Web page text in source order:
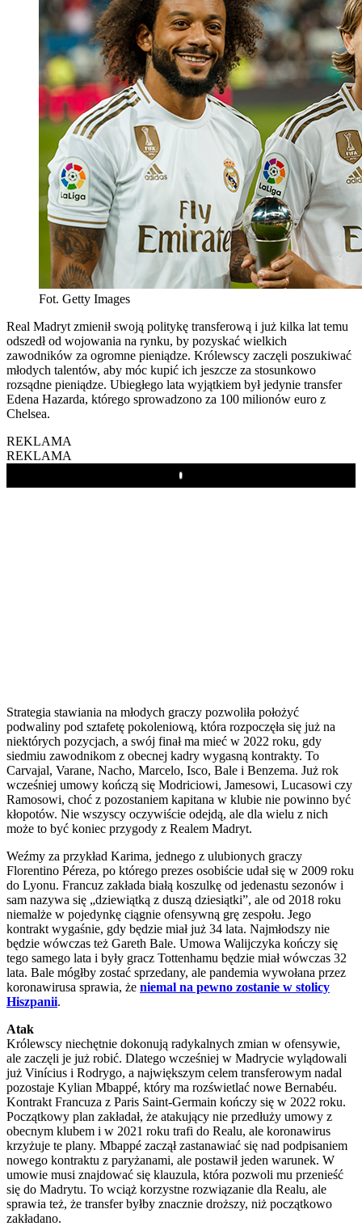
Fot. Getty Images
Real Madryt zmienił swoją politykę transferową i już kilka lat temu
odszedł od wojowania na rynku, by pozyskać wielkich
zawodników za ogromne pieniądze. Królewscy zaczęli poszukiwać
młodych talentów, aby móc kupić ich jeszcze za stosunkowo
rozsądne pieniądze. Ubiegłego lata wyjątkiem był jedynie transfer
Edena Hazarda, którego sprowadzono za 100 milionów euro z
Chelsea.
REKLAMA
REKLAMA
Play
Strategia stawiania na młodych graczy pozwoliła położyć
podwaliny pod sztafetę pokoleniową, która rozpoczęła się już na
niektórych pozycjach, a swój finał ma mieć w 2022 roku, gdy
siedmiu zawodnikom z obecnej kadry wygasną kontrakty. To
Carvajal, Varane, Nacho, Marcelo, Isco, Bale i Benzema. Już rok
wcześniej umowy kończą się Modriciowi, Jamesowi, Lucasowi czy
Ramosowi, choć z pozostaniem kapitana w klubie nie powinno być
kłopotów. Nie wszyscy oczywiście odejdą, ale dla wielu z nich
może to być koniec przygody z Realem Madryt.
Weźmy za przykład Karima, jednego z ulubionych graczy
Florentino Péreza, po którego prezes osobiście udał się w 2009 roku
do Lyonu. Francuz zakłada białą koszulkę od jedenastu sezonów i
sam nazywa się „dziewiątką z duszą dziesiątki”, ale od 2018 roku
niemalże w pojedynkę ciągnie ofensywną grę zespołu. Jego
kontrakt wygaśnie, gdy będzie miał już 34 lata. Najmłodszy nie
będzie wówczas też Gareth Bale. Umowa Walijczyka kończy się
tego samego lata i były gracz Tottenhamu będzie miał wówczas 32
lata. Bale mógłby zostać sprzedany, ale pandemia wywołana przez
koronawirusa sprawia, że niemal na pewno zostanie w stolicy
Hiszpanii.
Atak
Królewscy niechętnie dokonują radykalnych zmian w ofensywie,
ale zaczęli je już robić. Dlatego wcześniej w Madrycie wylądowali
już Vinícius i Rodrygo, a największym celem transferowym nadal
pozostaje Kylian Mbappé, który ma rozświetlać nowe Bernabéu.
Kontrakt Francuza z Paris Saint-Germain kończy się w 2022 roku.
Początkowy plan zakładał, że atakujący nie przedłuży umowy z
obecnym klubem i w 2021 roku trafi do Realu, ale koronawirus
krzyżuje te plany. Mbappé zaczął zastanawiać się nad podpisaniem
nowego kontraktu z paryżanami, ale postawił jeden warunek. W
umowie musi znajdować się klauzula, która pozwoli mu przenieść
się do Madrytu. To wciąż korzystne rozwiązanie dla Realu, ale
sprawia też, że transfer byłby znacznie droższy, niż początkowo
zakładano.